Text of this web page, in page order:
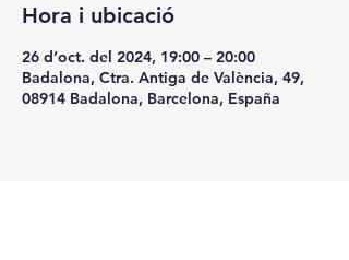
Hora i ubicació
26 d’oct. del 2024, 19:00 – 20:00
Badalona, Ctra. Antiga de València, 49,
08914 Badalona, Barcelona, España